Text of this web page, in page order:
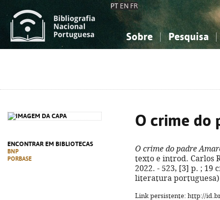
PT EN FR
Sobre Pesquisa
ENCONTRAR EM BIBLIOTECAS
BNP
PORBASE
O crime do
O crime do padre
texto e introd. Carlos
2022. - 523, [3] p. ; 19
literatura portuguesa).
Link persistente: http://